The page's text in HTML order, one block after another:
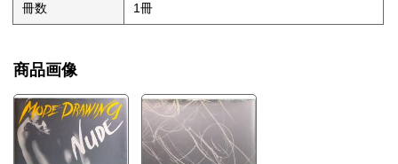
冊数 1冊
商品画像